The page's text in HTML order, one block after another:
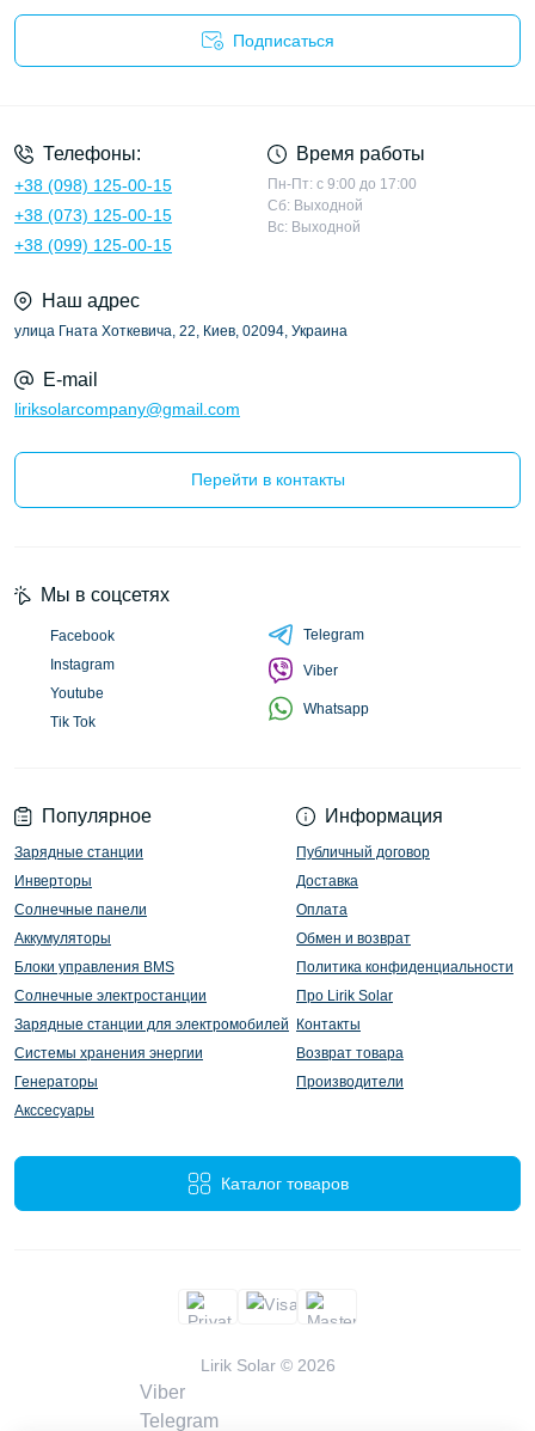
Подписаться
Телефоны:
+38 (098) 125-00-15
+38 (073) 125-00-15
+38 (099) 125-00-15
Время работы
Пн-Пт: с 9:00 до 17:00
Сб: Выходной
Вс: Выходной
Наш адрес
улица Гната Хоткевича, 22, Киев, 02094, Украина
E-mail
liriksolarcompany@gmail.com
Перейти в контакты
Популярное
Зарядные станции
Инверторы
Солнечные панели
Аккумуляторы
Блоки управления BMS
Солнечные электростанции
Зарядные станции для электромобилей
Системы хранения энергии
Генераторы
Акссесуары
Информация
Публичный договор
Доставка
Оплата
Обмен и возврат
Политика конфиденциальности
Про Lirik Solar
Контакты
Возврат товара
Производители
Каталог товаров
Мы в соцсетях
Facebook
Instagram
Youtube
Tik Tok
Telegram
Viber
Whatsapp
Lirik Solar © 2026
Viber
Telegram